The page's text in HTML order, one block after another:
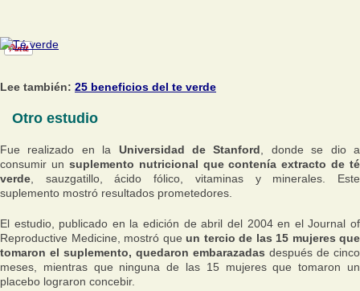
Lee también: 25 beneficios del te verde
Otro estudio
Fue realizado en la Universidad de Stanford , donde se dio a
consumir un suplemento nutricional que contenía extracto de té
verde , sauzgatillo, ácido fólico, vitaminas y minerales. Este
suplemento mostró resultados prometedores.
El estudio, publicado en la edición de abril del 2004 en el Journal of
Reproductive Medicine, mostró que un tercio de las 15 mujeres que
tomaron el suplemento, quedaron embarazadas después de cinco
meses, mientras que ninguna de las 15 mujeres que tomaron un
placebo lograron concebir.